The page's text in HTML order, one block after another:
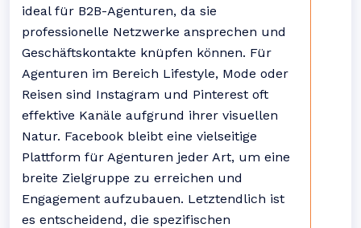
ideal für B2B-Agenturen, da sie
professionelle Netzwerke ansprechen und
Geschäftskontakte knüpfen können. Für
Agenturen im Bereich Lifestyle, Mode oder
Reisen sind Instagram und Pinterest oft
effektive Kanäle aufgrund ihrer visuellen
Natur. Facebook bleibt eine vielseitige
Plattform für Agenturen jeder Art, um eine
breite Zielgruppe zu erreichen und
Engagement aufzubauen. Letztendlich ist
es entscheidend, die spezifischen